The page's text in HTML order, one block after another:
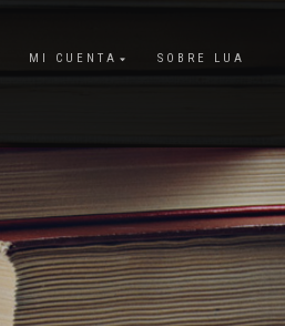
MI CUENTA SOBRE LUA